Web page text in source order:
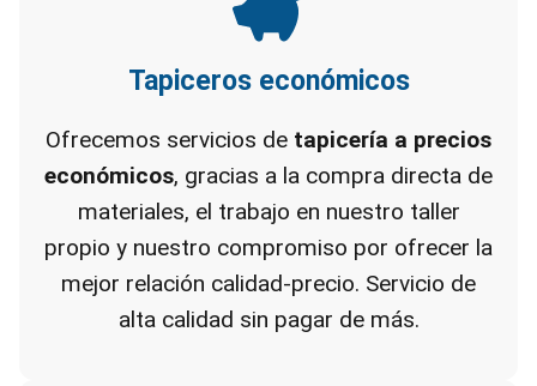
Tapiceros económicos
Ofrecemos servicios de tapicería a precios
económicos, gracias a la compra directa de
materiales, el trabajo en nuestro taller
propio y nuestro compromiso por ofrecer la
mejor relación calidad-precio. Servicio de
alta calidad sin pagar de más.